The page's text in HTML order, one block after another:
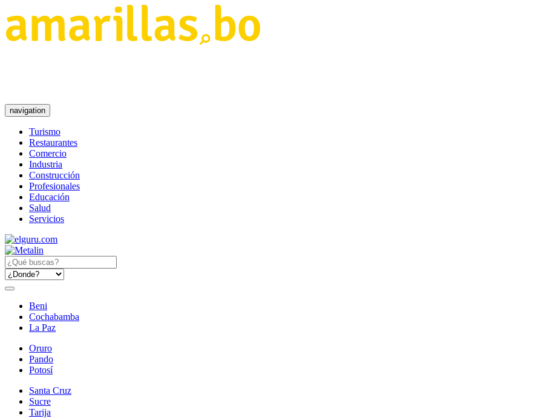
navigation
Turismo
Restaurantes
Comercio
Industria
Construcción
Profesionales
Educación
Salud
Servicios
Beni
Cochabamba
La Paz
Oruro
Pando
Potosí
Santa Cruz
Sucre
Tarija